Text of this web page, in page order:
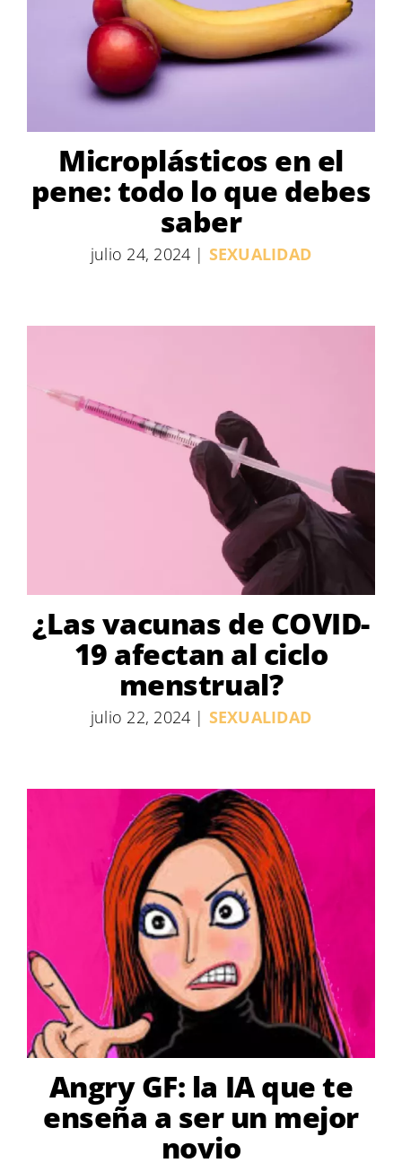
Microplásticos en el
pene: todo lo que debes
saber
julio 24, 2024 | SEXUALIDAD
¿Las vacunas de COVID-
19 afectan al ciclo
menstrual?
julio 22, 2024 | SEXUALIDAD
Angry GF: la IA que te
enseña a ser un mejor
novio